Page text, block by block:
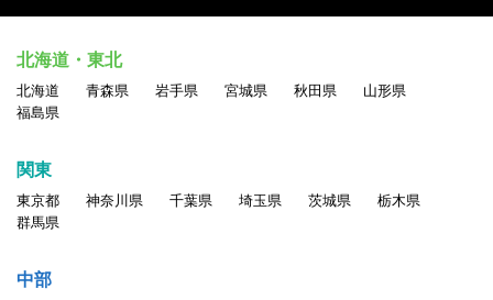
北海道・東北
北海道 青森県 岩手県 宮城県 秋田県
山形県
福島県
関東
東京都 神奈川県 千葉県 埼玉県 茨城県
栃木県
群馬県
中部